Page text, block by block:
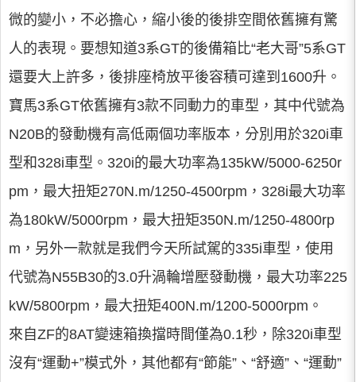
微的變小，不必擔心，縮小後的後排空間依舊擁有驚
人的表現。要想知道3系GT的後備箱比“老大哥”5系GT
還要大上許多，後排座椅放平後容積可達到1600升。
寶馬3系GT依舊擁有3款不同動力的車型，其中代號為
N20B的發動機有高低兩個功率版本，分別用於320i車
型和328i車型。320i的最大功率為135kW/5000-6250r
pm，最大扭矩270N.m/1250-4500rpm，328i最大功率
為180kW/5000rpm，最大扭矩350N.m/1250-4800rp
m，另外一款就是我們今天所試駕的335i車型，使用
代號為N55B30的3.0升渦輪增壓發動機，最大功率225
kW/5800rpm，最大扭矩400N.m/1200-5000rpm。
來自ZF的8AT變速箱換擋時間僅為0.1秒，除320i車型
沒有“運動+”模式外，其他都有“節能”、“舒適”、“運動”